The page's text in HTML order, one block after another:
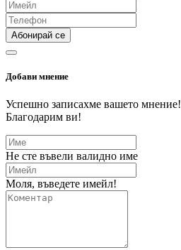
Абонирай се
Добави мнение
Успешно записахме вашето мнение!
Благодарим ви!
Не сте въвели валидно име
Моля, въведете имейл!